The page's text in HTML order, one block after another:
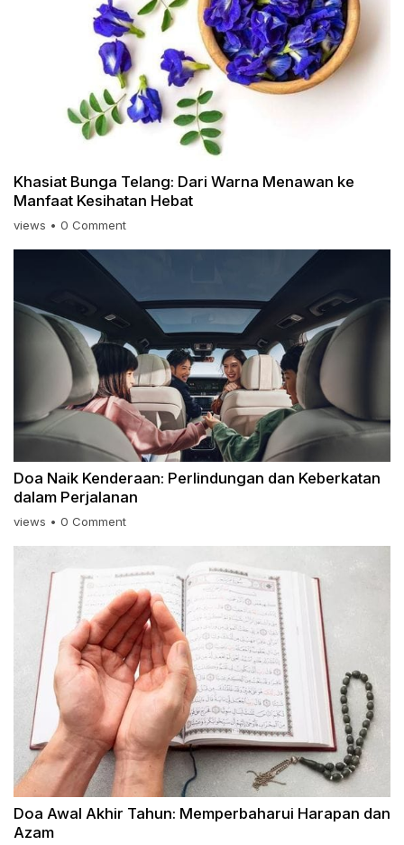
Khasiat Bunga Telang: Dari Warna Menawan ke
Manfaat Kesihatan Hebat
views • 0 Comment
Doa Naik Kenderaan: Perlindungan dan Keberkatan
dalam Perjalanan
views • 0 Comment
Doa Awal Akhir Tahun: Memperbaharui Harapan dan
Azam